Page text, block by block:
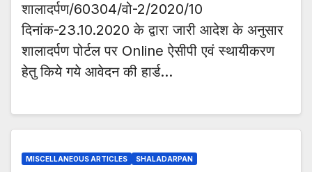
शालादर्पण/60304/वो-2/2020/10
दिनांक-23.10.2020 के द्वारा जारी आदेश के अनुसार
शालादर्पण पोर्टल पर Online ऐसीपी एवं स्थायीकरण
हेतु किये गये आवेदन की हार्ड…
MISCELLANEOUS ARTICLES SHALADARPAN